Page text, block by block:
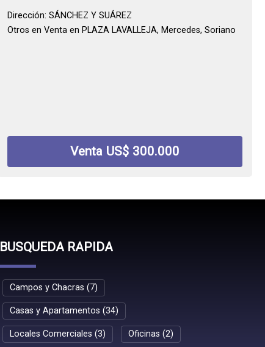
Dirección: SÁNCHEZ Y SUÁREZ
Otros en Venta en PLAZA LAVALLEJA, Mercedes, Soriano
Venta US$ 300.000
BUSQUEDA RAPIDA
Campos y Chacras (7)
Casas y Apartamentos (34)
Locales Comerciales (3) Oficinas (2)